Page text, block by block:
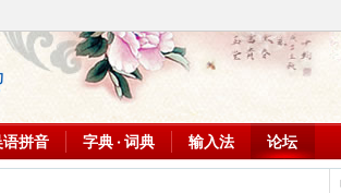
语拼音 字典 · 词典 输入法 论坛